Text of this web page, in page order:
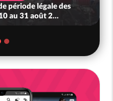
période légale des
au 31 août 2...